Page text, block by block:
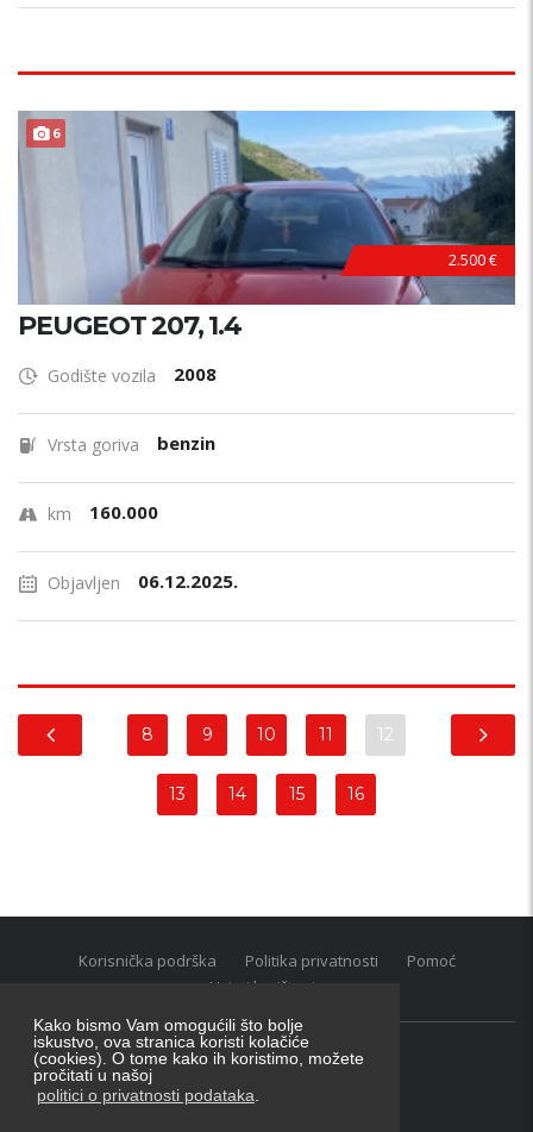
Kako bismo Vam omogućili što bolje
iskustvo, ova stranica koristi kolačiće
(cookies). O tome kako ih koristimo, možete
pročitati u našoj
politici o privatnosti podataka
6
2.500 €
PEUGEOT 207, 1.4
Godište vozila 2008
Vrsta goriva benzin
km 160.000
Objavljen 06.12.2025.
8 9 10 11 12
13 14 15 16
Korisnička podrška Politika privatnosti
Pomoć
Uvjeti korištenja
Oglasnik grupacija:posao.hr|oglasnik.hr|auti.hr
Tečaj za konverziju u EUR valutu: 1 euro = 7.53450 kn